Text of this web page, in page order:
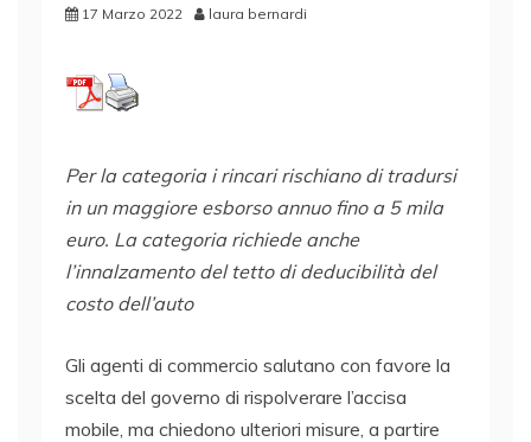
17 Marzo 2022 laura bernardi
Per la categoria i rincari rischiano di tradursi
in un maggiore esborso annuo fino a 5 mila
euro. La categoria richiede anche
l’innalzamento del tetto di deducibilità del
costo dell’auto
Gli agenti di commercio salutano con favore la
scelta del governo di rispolverare l’accisa
mobile, ma chiedono ulteriori misure, a partire